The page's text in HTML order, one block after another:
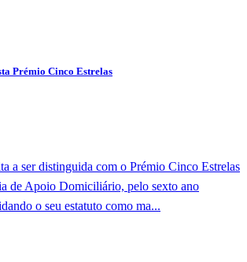
Prémio Cinco Estrelas
a ser distinguida com o Prémio Cinco Estrelas
de Apoio Domiciliário, pelo sexto ano
o seu estatuto como ma...